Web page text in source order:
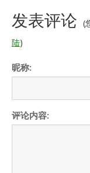
发表评论 (
陆)
昵称:
评论内容: